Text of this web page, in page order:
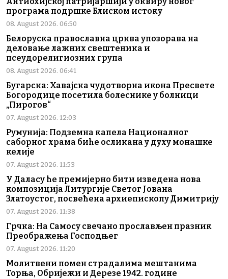
програма подршке Блиском истоку
08. August 2026. 06:50
Белоруска православна црква упозорава на
деловање лажних свештеника и
псеудорелигиозних група
08. August 2026. 06:41
Бугарска: Хавајска чудотворна икона Пресвете
Богородице посетила болеснике у болници
„Пирогов“
07. August 2026. 12:03
Румунија: Подземна капела Националног
саборног храма биће осликана у духу монашке
келије
07. August 2026. 11:53
У Даласу ће премијерно бити изведена нова
композиција Литургије Светог Јована
Златоустог, посвећена архиепископу Димитрију
07. August 2026. 11:38
Грчка: На Самосу свечано прослављен празник
Преображења Господњег
07. August 2026. 11:20
Молитвени помен страдалима мештанима
Торња, Обријежи и Дерезе 1942. године